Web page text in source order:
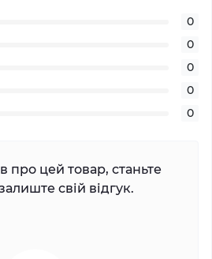
0
0
0
0
0
про цей товар, станьте
свій відгук.